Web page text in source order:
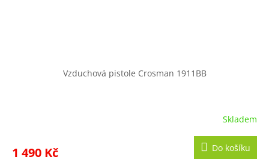
Vzduchová pistole Crosman 1911BB
Skladem
1 490 Kč Do košíku